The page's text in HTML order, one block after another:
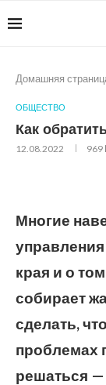
Домашняя
ОБЩЕСТВО
Как
12.08.2022 969
Многие
края и о
собирает
сделать,
проблемах
решаться